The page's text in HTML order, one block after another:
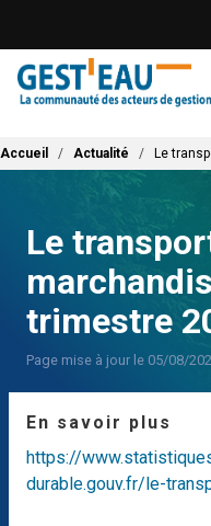
contenu
principal
Fil d'Ariane
Accueil Actualité Le
Le
trimestre
Page mise à jour le 05/08/
En savoir plus
https://
durable.gouv.fr/le-